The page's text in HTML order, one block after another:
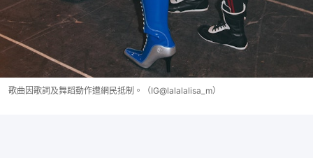
歌曲因歌詞及舞蹈動作遭網民抵制。（IG@lalalalisa_m）